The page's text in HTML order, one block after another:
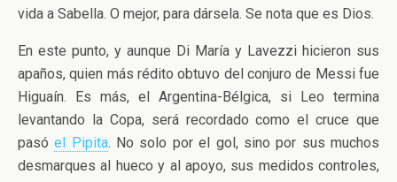
vida a Sabella. O mejor, para dársela. Se nota que es Dios.
En este punto, y aunque Di María y Lavezzi hicieron sus
apaños, quien más rédito obtuvo del conjuro de Messi fue
Higuaín. Es más, el Argentina-Bélgica, si Leo termina
levantando la Copa, será recordado como el cruce que
pasóel Pipita. No solo por el gol, sino por sus muchos
desmarques al hueco y al apoyo, sus medidos controles,